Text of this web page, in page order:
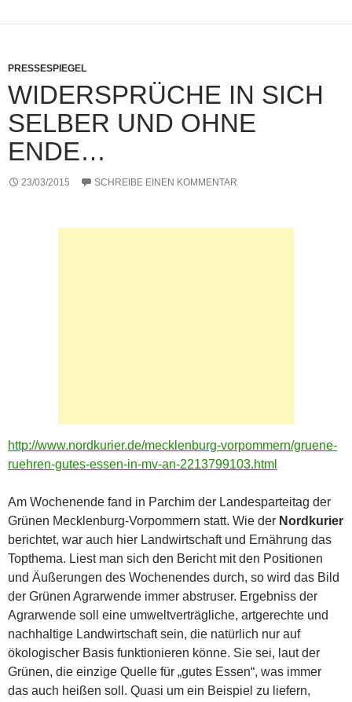
k
PRESSESPIEGEL
WIDERSPRÜCHE IN SICH
SELBER UND OHNE
ENDE…
23/03/2015 SCHREIBE EINEN KOMMENTAR
http://www.nordkurier.de/mecklenburg-vorpommern/gruene-
ruehren-gutes-essen-in-mv-an-2213799103.html
Am Wochenende fand in Parchim der Landesparteitag der
Grünen Mecklenburg-Vorpommern statt. Wie der Nordkurier
berichtet, war auch hier Landwirtschaft und Ernährung das
Topthema. Liest man sich den Bericht mit den Positionen
und Äußerungen des Wochenendes durch, so wird das Bild
der Grünen Agrarwende immer abstruser. Ergebniss der
Agrarwende soll eine umweltverträgliche, artgerechte und
nachhaltige Landwirtschaft sein, die natürlich nur auf
ökologischer Basis funktionieren könne. Sie sei, laut der
Grünen, die einzige Quelle für „gutes Essen“, was immer
das auch heißen soll. Quasi um ein Beispiel zu liefern,